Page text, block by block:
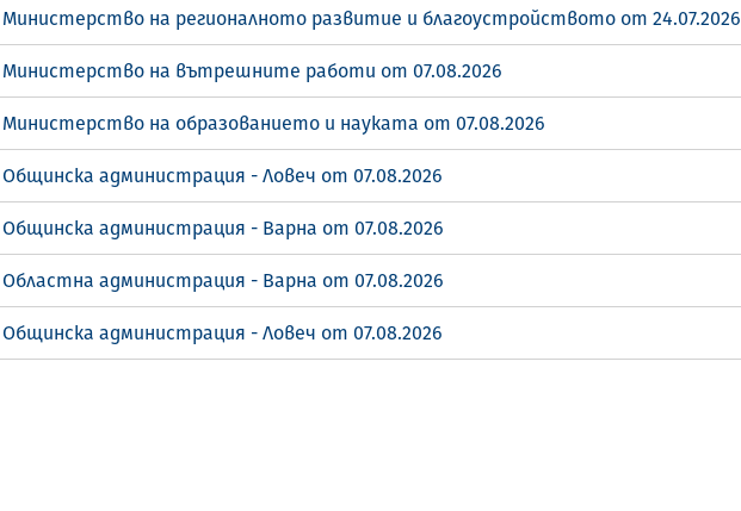
на регионалното развитие и благоустройството от 24.07.2026
Министерство на вътрешните работи от 07.08.2026
на образованието и науката от 07.08.2026
администрация - Ловеч от 07.08.2026
администрация - Варна от 07.08.2026
администрация - Варна от 07.08.2026
администрация - Ловеч от 07.08.2026